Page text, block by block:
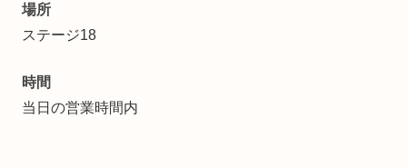
場所
ステージ18
時間
当日の営業時間内